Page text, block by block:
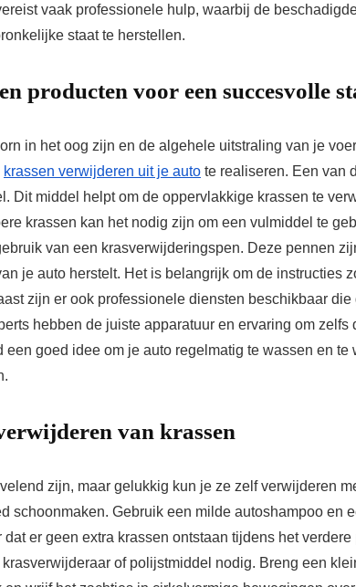
vaak professionele hulp, waarbij de
staat te herstellen.
producten voor een succesvolle
in het oog zijn en de algehele uitstraling van je
krassen verwijderen uit je auto te realiseren. Een van
Dit middel helpt om de oppervlakkige krassen te
krassen kan het nodig zijn om een vulmiddel te
van een krasverwijderingspen. Deze pennen
je auto herstelt. Het is belangrijk om de instructies
zijn er ook professionele diensten beschikbaar
hebben de juiste apparatuur en ervaring om zelfs
goed idee om je auto regelmatig te wassen en te
van krassen
zijn, maar gelukkig kun je ze zelf verwijderen
schoonmaken. Gebruik een milde autoshampoo en
er geen extra krassen ontstaan tijdens het
of polijstmiddel nodig. Breng een